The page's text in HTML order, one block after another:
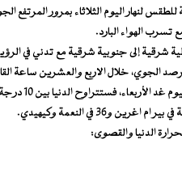
للطقس لنهار اليوم الثلاثاء بمرور
تسرب الهواء البارد.
شرقية إلى جنوبية شرقية مع تدني في
الجوي، خلال الاربع والعشرين ساعة
الدنيا والقصوى: